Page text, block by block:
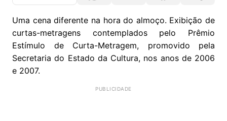
Uma cena diferente na hora do almoço. Exibição de
curtas-metragens contemplados pelo Prêmio
Estímulo de Curta-Metragem, promovido pela
Secretaria do Estado da Cultura, nos anos de 2006
e 2007.